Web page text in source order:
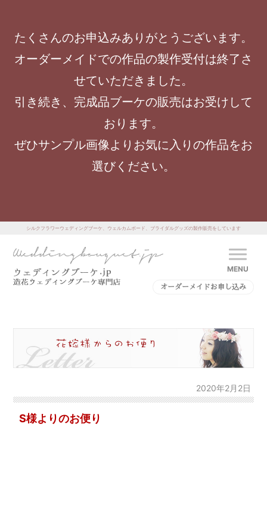
たくさんのお申込みありがとうございます。
オーダーメイドでの作品の製作受付は終了さ
せていただきました。
引き続き、完成品ブーケの販売はお受けして
おります。
ぜひサンプル画像よりお気に入りの作品をお
選びください。
シルクフラワーウェディングブーケ、ウェルカムボード、ブライダルグッズの製作販売をしています
MENU
オーダーメイドお申し込み
2020年2月2日
S様よりのお便り